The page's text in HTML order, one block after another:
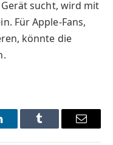
sucht, wird mit
Für Apple-Fans,
könnte die
Tumblr Email